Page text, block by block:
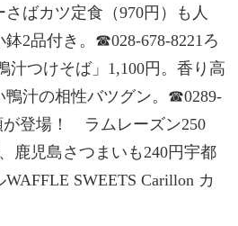
ばカツ定食（970円）も人
2品付き。☎028-678-8221ろ
汁つけそば」1,100円。香り高
鴨汁の相性バツグン。☎0289-
が登場！ ラムレーズン250
鹿児島さつまいも240円宇都
SWEETS Carillon カ